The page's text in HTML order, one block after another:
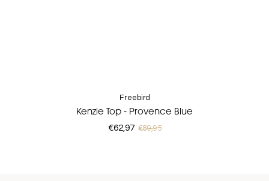
Freebird
Kenzie Top - Provence Blue
€62,97 €89,95